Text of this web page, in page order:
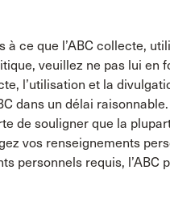
à ce que l’ABC collecte,
veuillez ne pas lui
l’utilisation et la
dans un délai
de souligner que la
vos renseignements
personnels requis,